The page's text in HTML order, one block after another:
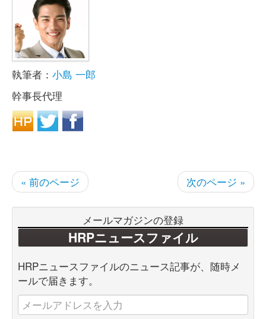
執筆者： 小島 一郎
幹事長代理
« 前のページ 次のページ »
メールマガジンの登録
HRPニュースファイル
HRPニュースファイルのニュース記事が、随時メ
ールで届きます。